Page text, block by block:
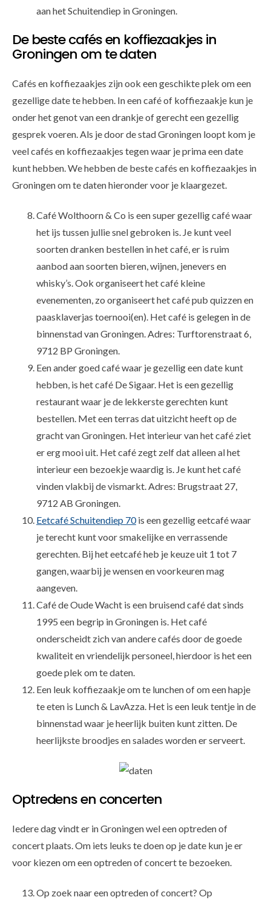
aan het Schuitendiep in Groningen.
De beste cafés en koffiezaakjes in
Groningen om te daten
Cafés en koffiezaakjes zijn ook een geschikte plek om een
gezellige date te hebben. In een café of koffiezaakje kun je
onder het genot van een drankje of gerecht een gezellig
gesprek voeren. Als je door de stad Groningen loopt kom je
veel cafés en koffiezaakjes tegen waar je prima een date
kunt hebben. We hebben de beste cafés en koffiezaakjes in
Groningen om te daten hieronder voor je klaargezet.
Café Wolthoorn & Co is een super gezellig café waar
het ijs tussen jullie snel gebroken is. Je kunt veel
soorten dranken bestellen in het café, er is ruim
aanbod aan soorten bieren, wijnen, jenevers en
whisky’s. Ook organiseert het café kleine
evenementen, zo organiseert het café pub quizzen en
paasklaverjas toernooi(en). Het café is gelegen in de
binnenstad van Groningen. Adres: Turftorenstraat 6,
9712 BP Groningen.
Een ander goed café waar je gezellig een date kunt
hebben, is het café De Sigaar. Het is een gezellig
restaurant waar je de lekkerste gerechten kunt
bestellen. Met een terras dat uitzicht heeft op de
gracht van Groningen. Het interieur van het café ziet
er erg mooi uit. Het café zegt zelf dat alleen al het
interieur een bezoekje waardig is. Je kunt het café
vinden vlakbij de vismarkt. Adres: Brugstraat 27,
9712 AB Groningen.
Eetcafé Schuitendiep 70is een gezellig eetcafé waar
je terecht kunt voor smakelijke en verrassende
gerechten. Bij het eetcafé heb je keuze uit 1 tot 7
gangen, waarbij je wensen en voorkeuren mag
aangeven.
Café de Oude Wacht is een bruisend café dat sinds
1995 een begrip in Groningen is. Het café
onderscheidt zich van andere cafés door de goede
kwaliteit en vriendelijk personeel, hierdoor is het een
goede plek om te daten.
Een leuk koffiezaakje om te lunchen of om een hapje
te eten is Lunch & LavAzza. Het is een leuk tentje in de
binnenstad waar je heerlijk buiten kunt zitten. De
heerlijkste broodjes en salades worden er serveert.
Optredens en concerten
Iedere dag vindt er in Groningen wel een optreden of
concert plaats. Om iets leuks te doen op je date kun je er
voor kiezen om een optreden of concert te bezoeken.
Op zoek naar een optreden of concert? Op